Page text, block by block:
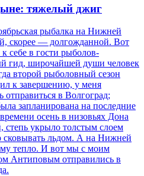
тяжелый джиг
рыбалка на Нижней
скорее — долгожданной. Вот
себе в гости рыболов-
гид, широчайшей души человек
второй рыболовный сезон
к завершению, у меня
отправиться в Волгоград;
запланирована на последние
осень в низовьях Дона
степь укрыло толстым слоем
сковывать льдом. А на Нижней
тепло. И вот мы с моим
Антиповым отправились в